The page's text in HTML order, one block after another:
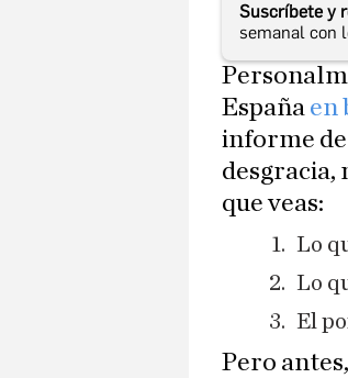
Suscríbete y
semanal con
España en
informe de
desgracia,
que veas:
Lo
Lo
El
Pero